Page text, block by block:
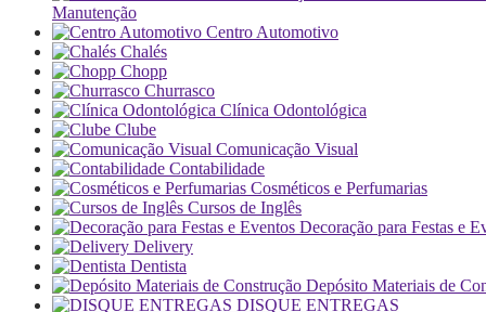
Manutenção
Centro Automotivo
Chalés
Chopp
Churrasco
Clínica Odontológica
Clube
Comunicação Visual
Contabilidade
Cosméticos e Perfumarias
Cursos de Inglês
Decoração para Festas e
Delivery
Dentista
Depósito Materiais de
DISQUE ENTREGAS